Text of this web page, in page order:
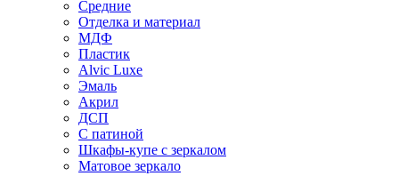
Средние
Отделка и материал
МДФ
Пластик
Alvic Luxe
Эмаль
Акрил
ДСП
С патиной
Шкафы-купе с зеркалом
Матовое зеркало